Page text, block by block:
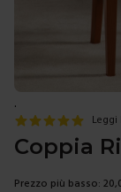
.
Leggi
Coppia
Prezzo più basso: